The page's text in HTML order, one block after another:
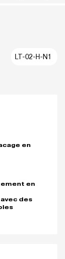
LT-02-H-N1
en
en
des